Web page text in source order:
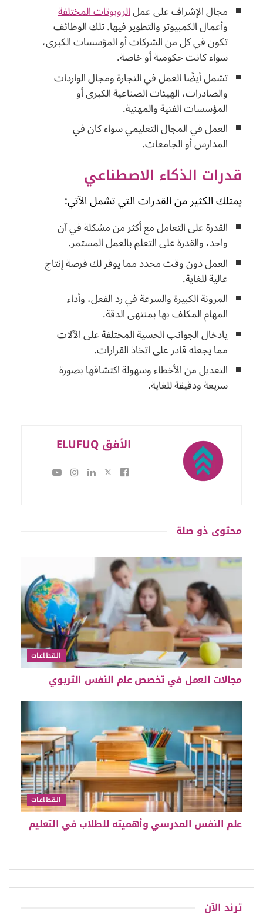
مجال الإشراف على عملالروبوتات المختلفة
وأعمال الكمبيوتر والتطوير فيها. تلك الوظائف
تكون في كل من الشركات أو المؤسسات الكبرى،
سواء كانت حكومية أو خاصة.
تشمل أيضًا العمل في التجارة ومجال الواردات
والصادرات، الهيئات الصناعية الكبرى أو
المؤسسات الفنية والمهنية.
العمل في المجال التعليمي سواء كان في
المدارس أو الجامعات.
قدرات الذكاء الاصطناعي
يمتلك الكثير من القدرات التي تشمل الآتي:
القدرة على التعامل مع أكثر من مشكلة في آن
واحد، والقدرة على التعلم بالعمل المستمر.
العمل دون وقت محدد مما يوفر لك فرصة إنتاج
عالية للغاية.
المرونة الكبيرة والسرعة في رد الفعل، وأداء
المهام المكلف بها بمنتهى الدقة.
يادخال الجوانب الحسية المختلفة على الآلات
مما يجعله قادر على اتخاذ القرارات.
التعديل من الأخطاء وسهولة اكتشافها بصورة
سريعة ودقيقة للغاية.
الأفق ELUFUQ
محتوى ذو صلة
القطاعات
مجالات العمل في تخصص علم النفس التربوي
القطاعات
علم النفس المدرسي وأهميته للطلاب في التعليم
ترند الٱن